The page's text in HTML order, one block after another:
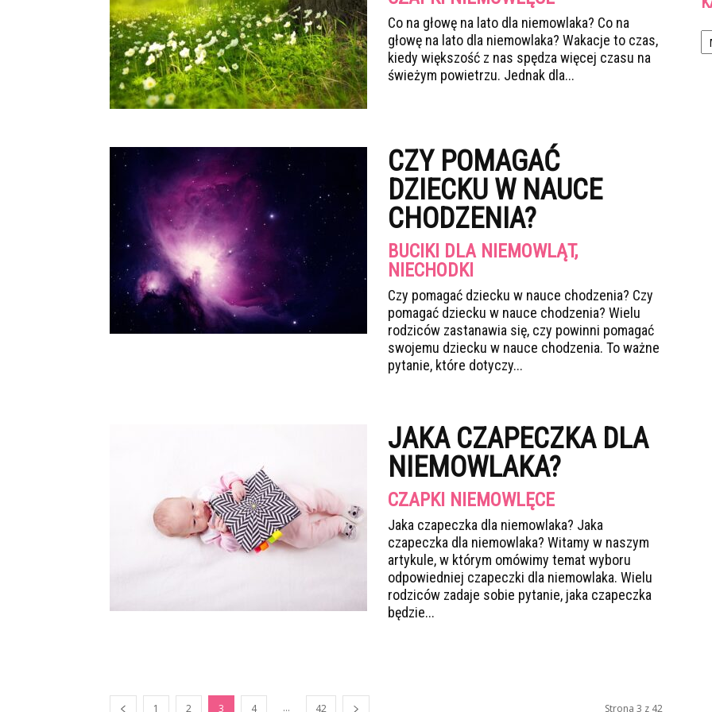
Co na głowę na lato dla niemowlaka? Co na
głowę na lato dla niemowlaka? Wakacje to czas,
kiedy większość z nas spędza więcej czasu na
świeżym powietrzu. Jednak dla...
CZY POMAGAĆ
DZIECKU W NAUCE
CHODZENIA?
BUCIKI DLA NIEMOWLĄT,
NIECHODKI
Czy pomagać dziecku w nauce chodzenia? Czy
pomagać dziecku w nauce chodzenia? Wielu
rodziców zastanawia się, czy powinni pomagać
swojemu dziecku w nauce chodzenia. To ważne
pytanie, które dotyczy...
JAKA CZAPECZKA DLA
NIEMOWLAKA?
CZAPKI NIEMOWLĘCE
Jaka czapeczka dla niemowlaka? Jaka
czapeczka dla niemowlaka? Witamy w naszym
artykule, w którym omówimy temat wyboru
odpowiedniej czapeczki dla niemowlaka. Wielu
rodziców zadaje sobie pytanie, jaka czapeczka
będzie...
1 2 3 4 ... 42 Strona 3 z 42